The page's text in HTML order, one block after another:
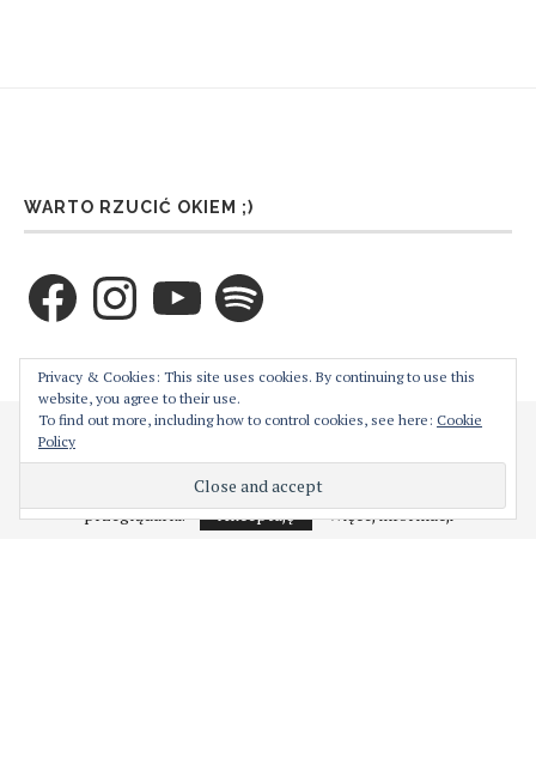
WARTO RZUCIĆ OKIEM ;)
FacebookInstagramYouTube Spotify
ZAPRENUMERUJ TEN BLOG PRZEZ E-MAIL
Wprowadź swój adres email aby zaprenumerować ten
blog i otrzymywać powiadomienia o nowych wpisach
przez email.
Cześć! Moja strona używa ciasteczek w celu bezproblemowego jej
działania. Podejrzewam, że nie jest to dla Ciebie problemem,
natomiast w każdej chwili możesz je wyłączyć z poziomu
przeglądarki.
Akceptuję Więcej informacji
Privacy & Cookies: This site uses cookies. By continuing to use this
website, you agree to their use.
To find out more, including how to control cookies, see here: Cookie
Policy